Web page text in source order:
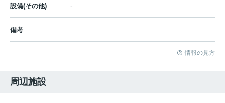
設備(その他) -
備考
情報の見方
周辺施設